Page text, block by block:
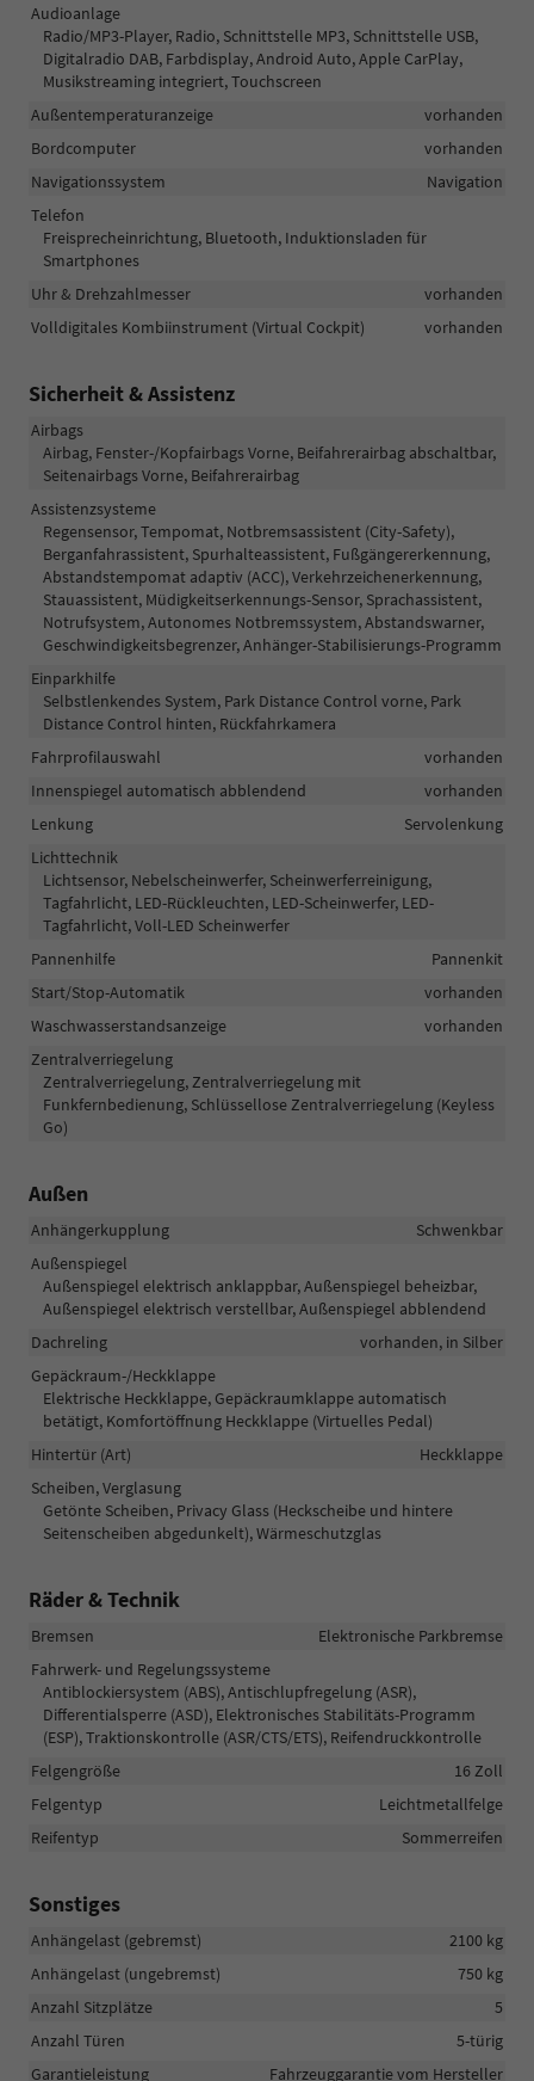
Audioanlage
Radio/MP3-Player, Radio, Schnittstelle MP3, Schnittstelle USB,
Digitalradio DAB, Farbdisplay, Android Auto, Apple CarPlay,
Musikstreaming integriert, Touchscreen
Außentemperaturanzeige
vorhanden
Bordcomputer
vorhanden
Navigationssystem
Navigation
Telefon
Freisprecheinrichtung, Bluetooth, Induktionsladen für
Smartphones
Uhr & Drehzahlmesser
vorhanden
Volldigitales Kombiinstrument (Virtual Cockpit)
vorhanden
Sicherheit & Assistenz
Airbags
Airbag, Fenster-/Kopfairbags Vorne, Beifahrerairbag abschaltbar,
Seitenairbags Vorne, Beifahrerairbag
Assistenzsysteme
Regensensor, Tempomat, Notbremsassistent (City-Safety),
Berganfahrassistent, Spurhalteassistent, Fußgängererkennung,
Abstandstempomat adaptiv (ACC), Verkehrzeichenerkennung,
Stauassistent, Müdigkeitserkennungs-Sensor, Sprachassistent,
Notrufsystem, Autonomes Notbremssystem, Abstandswarner,
Geschwindigkeitsbegrenzer, Anhänger-Stabilisierungs-Programm
Einparkhilfe
Selbstlenkendes System, Park Distance Control vorne, Park
Distance Control hinten, Rückfahrkamera
Fahrprofilauswahl
vorhanden
Innenspiegel automatisch abblendend
vorhanden
Lenkung
Servolenkung
Lichttechnik
Lichtsensor, Nebelscheinwerfer, Scheinwerferreinigung,
Tagfahrlicht, LED-Rückleuchten, LED-Scheinwerfer, LED-
Tagfahrlicht, Voll-LED Scheinwerfer
Pannenhilfe
Pannenkit
Start/Stop-Automatik
vorhanden
Waschwasserstandsanzeige
vorhanden
Zentralverriegelung
Zentralverriegelung, Zentralverriegelung mit
Funkfernbedienung, Schlüssellose Zentralverriegelung (Keyless
Go)
Außen
Anhängerkupplung
Schwenkbar
Außenspiegel
Außenspiegel elektrisch anklappbar, Außenspiegel beheizbar,
Außenspiegel elektrisch verstellbar, Außenspiegel abblendend
Dachreling
vorhanden, in Silber
Gepäckraum-/Heckklappe
Elektrische Heckklappe, Gepäckraumklappe automatisch
betätigt, Komfortöffnung Heckklappe (Virtuelles Pedal)
Hintertür (Art)
Heckklappe
Scheiben, Verglasung
Getönte Scheiben, Privacy Glass (Heckscheibe und hintere
Seitenscheiben abgedunkelt), Wärmeschutzglas
Räder & Technik
Bremsen
Elektronische Parkbremse
Fahrwerk- und Regelungssysteme
Antiblockiersystem (ABS), Antischlupfregelung (ASR),
Differentialsperre (ASD), Elektronisches Stabilitäts-Programm
(ESP), Traktionskontrolle (ASR/CTS/ETS), Reifendruckkontrolle
Felgengröße
16 Zoll
Felgentyp
Leichtmetallfelge
Reifentyp
Sommerreifen
Sonstiges
Anhängelast (gebremst)
2100 kg
Anhängelast (ungebremst)
750 kg
Anzahl Sitzplätze
5
Anzahl Türen
5-türig
Garantieleistung
Fahrzeuggarantie vom Hersteller